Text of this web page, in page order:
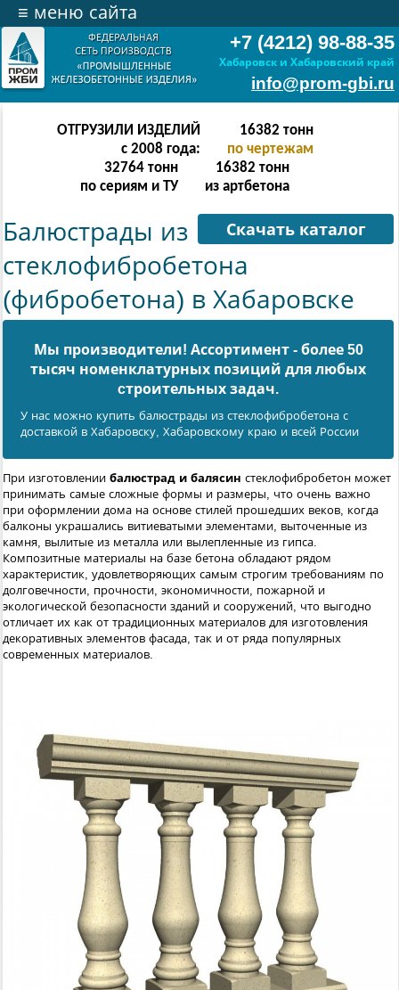
+7 (4212) 98-88-35
Хабаровск и Хабаровский край
info@prom-gbi.ru
≡ меню сайта
ОТГРУЗИЛИ ИЗДЕЛИЙ
с 2008 года:
32766 тонн
по чертежам
65532 тонн
по сериям и ТУ
32766 тонн
из артбетона
Скачать каталог
Балюстрады из
стеклофибробетона
(фибробетона) в Хабаровске
Мы производители! Ассортимент - более 50
тысяч номенклатурных позиций для любых
cтроительных задач.
У нас можно купить балюстрады из стеклофибробетона с
доставкой в Хабаровску, Хабаровскому краю и всей России
При изготовлении балюстрад и балясин стеклофибробетон может
принимать самые сложные формы и размеры, что очень важно
при оформлении дома на основе стилей прошедших веков, когда
балконы украшались витиеватыми элементами, выточенные из
камня, вылитые из металла или вылепленные из гипса.
Композитные материалы на базе бетона обладают рядом
характеристик, удовлетворяющих самым строгим требованиям по
долговечности, прочности, экономичности, пожарной и
экологической безопасности зданий и сооружений, что выгодно
отличает их как от традиционных материалов для изготовления
декоративных элементов фасада, так и от ряда популярных
современных материалов.